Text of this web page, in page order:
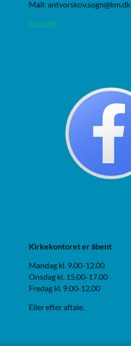
Mail: antvorskov.sogn@km.dk
Kontakt
Kirkekontoret er åbent
Mandag kl. 9.00-12.00
Onsdag kl. 15.00-17.00
Fredag kl. 9.00-12.00
Eller efter aftale.